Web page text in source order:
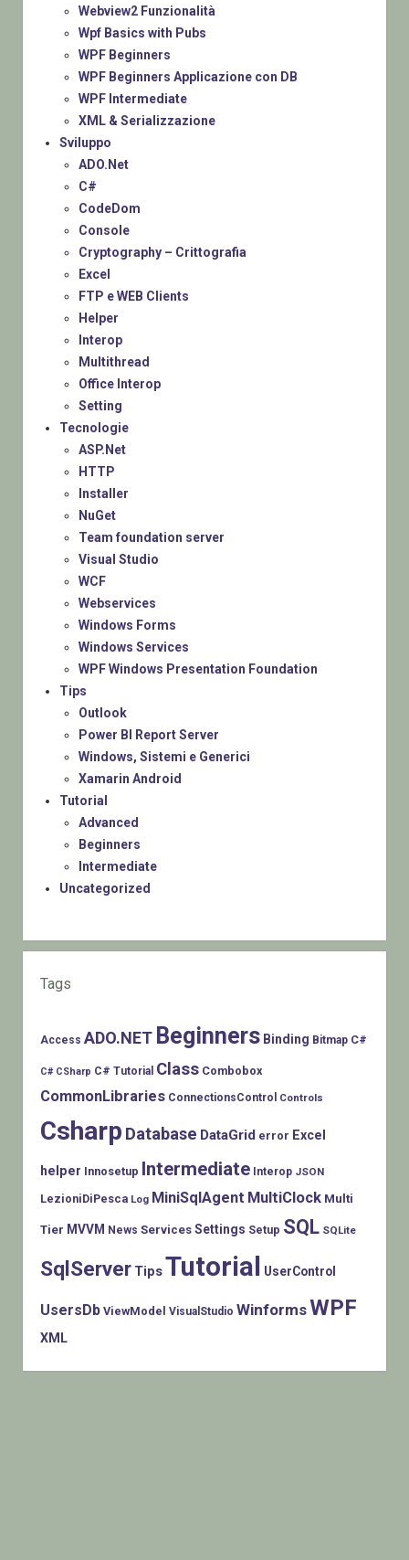
Webview2 Funzionalità
Wpf Basics with Pubs
WPF Beginners
WPF Beginners Applicazione con DB
WPF Intermediate
XML & Serializzazione
Sviluppo
ADO.Net
C#
CodeDom
Console
Cryptography – Crittografia
Excel
FTP e WEB Clients
Helper
Interop
Multithread
Office Interop
Setting
Tecnologie
ASP.Net
HTTP
Installer
NuGet
Team foundation server
Visual Studio
WCF
Webservices
Windows Forms
Windows Services
WPF Windows Presentation Foundation
Tips
Outlook
Power BI Report Server
Windows, Sistemi e Generici
Xamarin Android
Tutorial
Advanced
Beginners
Intermediate
Uncategorized
Tags
Access ADO.NET Beginners Binding Bitmap C#
C# CSharp C# Tutorial Class Combobox
CommonLibraries ConnectionsControl Controls
Csharp Database DataGrid error Excel
helper Innosetup Intermediate Interop JSON
LezioniDiPesca Log MiniSqlAgent MultiClock Multi
Tier MVVM News Services Settings Setup SQL SQLite
SqlServer TipsTutorial UserControl
UsersDb ViewModel VisualStudio WinformsWPF
XML